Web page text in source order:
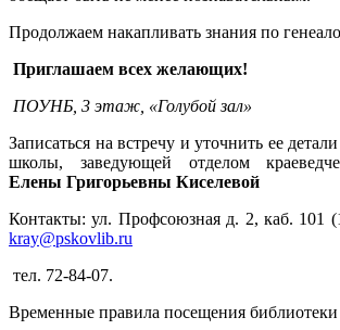
Продолжаем накапливать знания по
Приглашаем всех желающих!
ПОУНБ, 3 этаж, «Голубой зал»
Записаться на встречу и уточнить ее
школы, заведующей отделом
Елены Григорьевны Киселевой
Контакты: ул. Профсоюзная д. 2, каб. 101
kray@pskovlib.ru
тел. 72-84-07.
Временные правила посещения библиотеки